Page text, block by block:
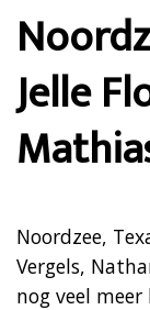
Jelle
Noordzee,
Vergels,
nog veel